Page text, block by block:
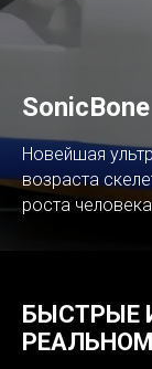
Новейшая
возраста
роста
БЫСТРЫЕ